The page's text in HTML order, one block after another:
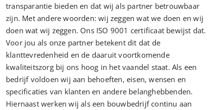
transparantie bieden en dat wij als partner betrouwbaar
zijn. Met andere woorden: wij zeggen wat we doen en wij
doen wat wij zeggen. Ons ISO 9001 certificaat bewijst dat.
Voor jou als onze partner betekent dit dat de
klanttevredenheid en de daaruit voortkomende
kwaliteitszorg bij ons hoog in het vaandel staat. Als een
bedrijf voldoen wij aan behoeften, eisen, wensen en
specificaties van klanten en andere belanghebbenden.
Hiernaast werken wij als een bouwbedrijf continu aan